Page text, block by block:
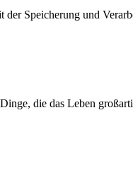
Speicherung und
die das Leben